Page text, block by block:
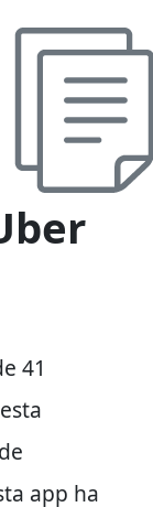
41
app ha